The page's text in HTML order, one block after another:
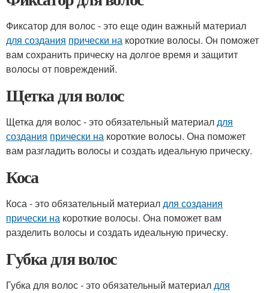
Фиксатор для волос - это еще один важный материал
для создания прически на короткие волосы. Он поможет
вам сохранить прическу на долгое время и защитит
волосы от повреждений.
Щетка для волос
Щетка для волос - это обязательный материалдля
создания прически на короткие волосы. Она поможет
вам разгладить волосы и создать идеальную прическу.
Коса
Коса - это обязательный материалдля создания
прически на короткие волосы. Она поможет вам
разделить волосы и создать идеальную прическу.
Губка для волос
Губка для волос - это обязательный материалдля